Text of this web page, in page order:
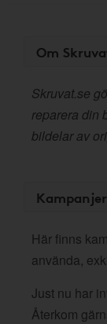
Om
Skruvat.se
reparera din
bildelar av
Här finns
använda,
Just nu har
Återkom